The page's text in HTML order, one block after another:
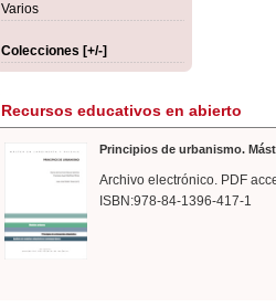
Varios
Colecciones [+/-]
Recursos educativos en abierto
Principios de urbanismo.
Archivo electrónico. PDF
ISBN:978-84-1396-417-1